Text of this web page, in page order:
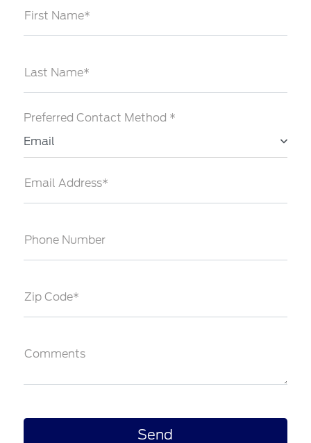
First Name*
Last Name*
Preferred Contact Method *
Email
Email Address*
Phone Number
Zip Code*
Comments